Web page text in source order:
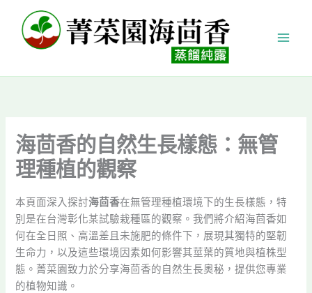
內
海茴香的自然生長樣態：無管
理種植的觀察
本頁面深入探討海茴香在無管理種植環境下的生長樣態，特
別是在台灣彰化某試驗栽種區的觀察。我們將介紹海茴香如
何在全日照、高溫差且未施肥的條件下，展現其獨特的堅韌
生命力，以及這些環境因素如何影響其莖葉的質地與植株型
態。菁菜園致力於分享海茴香的自然生長奧秘，提供您專業
的植物知識。